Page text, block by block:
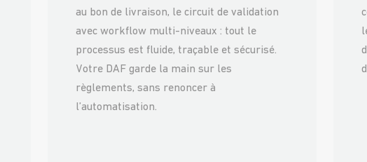
au bon de livraison, le circuit de validation
avec workflow multi-niveaux : tout le
processus est fluide, traçable et sécurisé.
Votre DAF garde la main sur les
règlements, sans renoncer à
l’automatisation.